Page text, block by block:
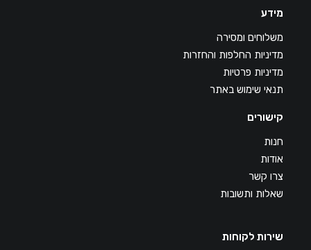
מידע
משלוחים ומסירה
מדיניות החלפות והחזרות
מדיניות פרטיות
תנאי שימוש באתר
קישורים
חנות
אודות
צרו קשר
שאלות ותשובות
שירות לקוחות